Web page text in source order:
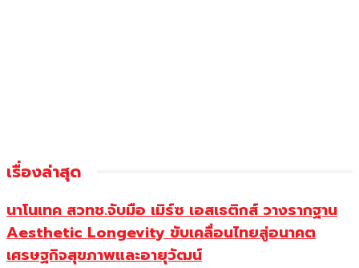
เรื่องล่าสุด
นาโนเทค สวทช.จับมือ เมิร์ซ เอสเธติกส์ วางรากฐาน
Aesthetic Longevity ขับเคลื่อนไทยสู่อนาคต
เศรษฐกิจสุขภาพและอายุวัฒน์